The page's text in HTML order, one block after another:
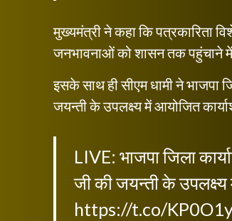
मुख्यमंत्री ने कहा कि पत्रकारिता
जनभावनाओं को शासन तक पहुंचाने
इसके साथ ही सीएम धामी ने भाजपा
जयन्ती के उपलक्ष्य में आयोजित
LIVE: भाजपा जिला
जी की जयन्ती के उपलक्ष्य
https://t.co/